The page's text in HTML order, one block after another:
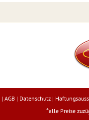
| AGB | Datenschutz |
*alle Preise